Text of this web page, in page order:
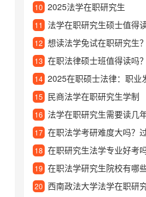
10 2025法学在职研究生
11 法学在职研究生硕士值得读吗
12 想读法学免试在职研究生？这些
13 在职法律硕士班值得读吗？过来人
14 2025在职硕士法律：职业发
15 民商法学在职研究生学制
16 法学在职研究生需要读几
17 在职法学考研难度大吗？
18 在职研究生法学专业好考
19 在职法学研究生院校有哪些？适
20 西南政法大学法学在职研